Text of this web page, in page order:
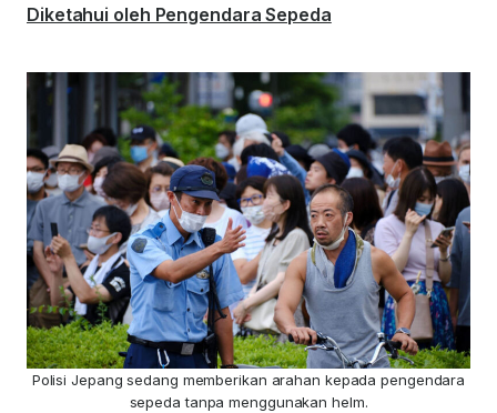
Diketahui oleh Pengendara Sepeda
Polisi Jepang sedang memberikan arahan kepada pengendara
sepeda tanpa menggunakan helm.